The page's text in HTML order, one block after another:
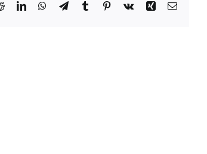
RedditLinkedInWhatsApp
TelegramTumblr Pinterest
Vk Xing Email